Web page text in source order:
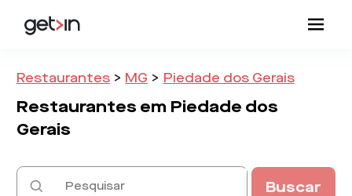
Restaurantes > MG > Piedade dos Gerais
Restaurantes em Piedade dos
Gerais
Buscar